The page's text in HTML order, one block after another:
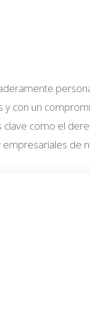
con un
como el
de